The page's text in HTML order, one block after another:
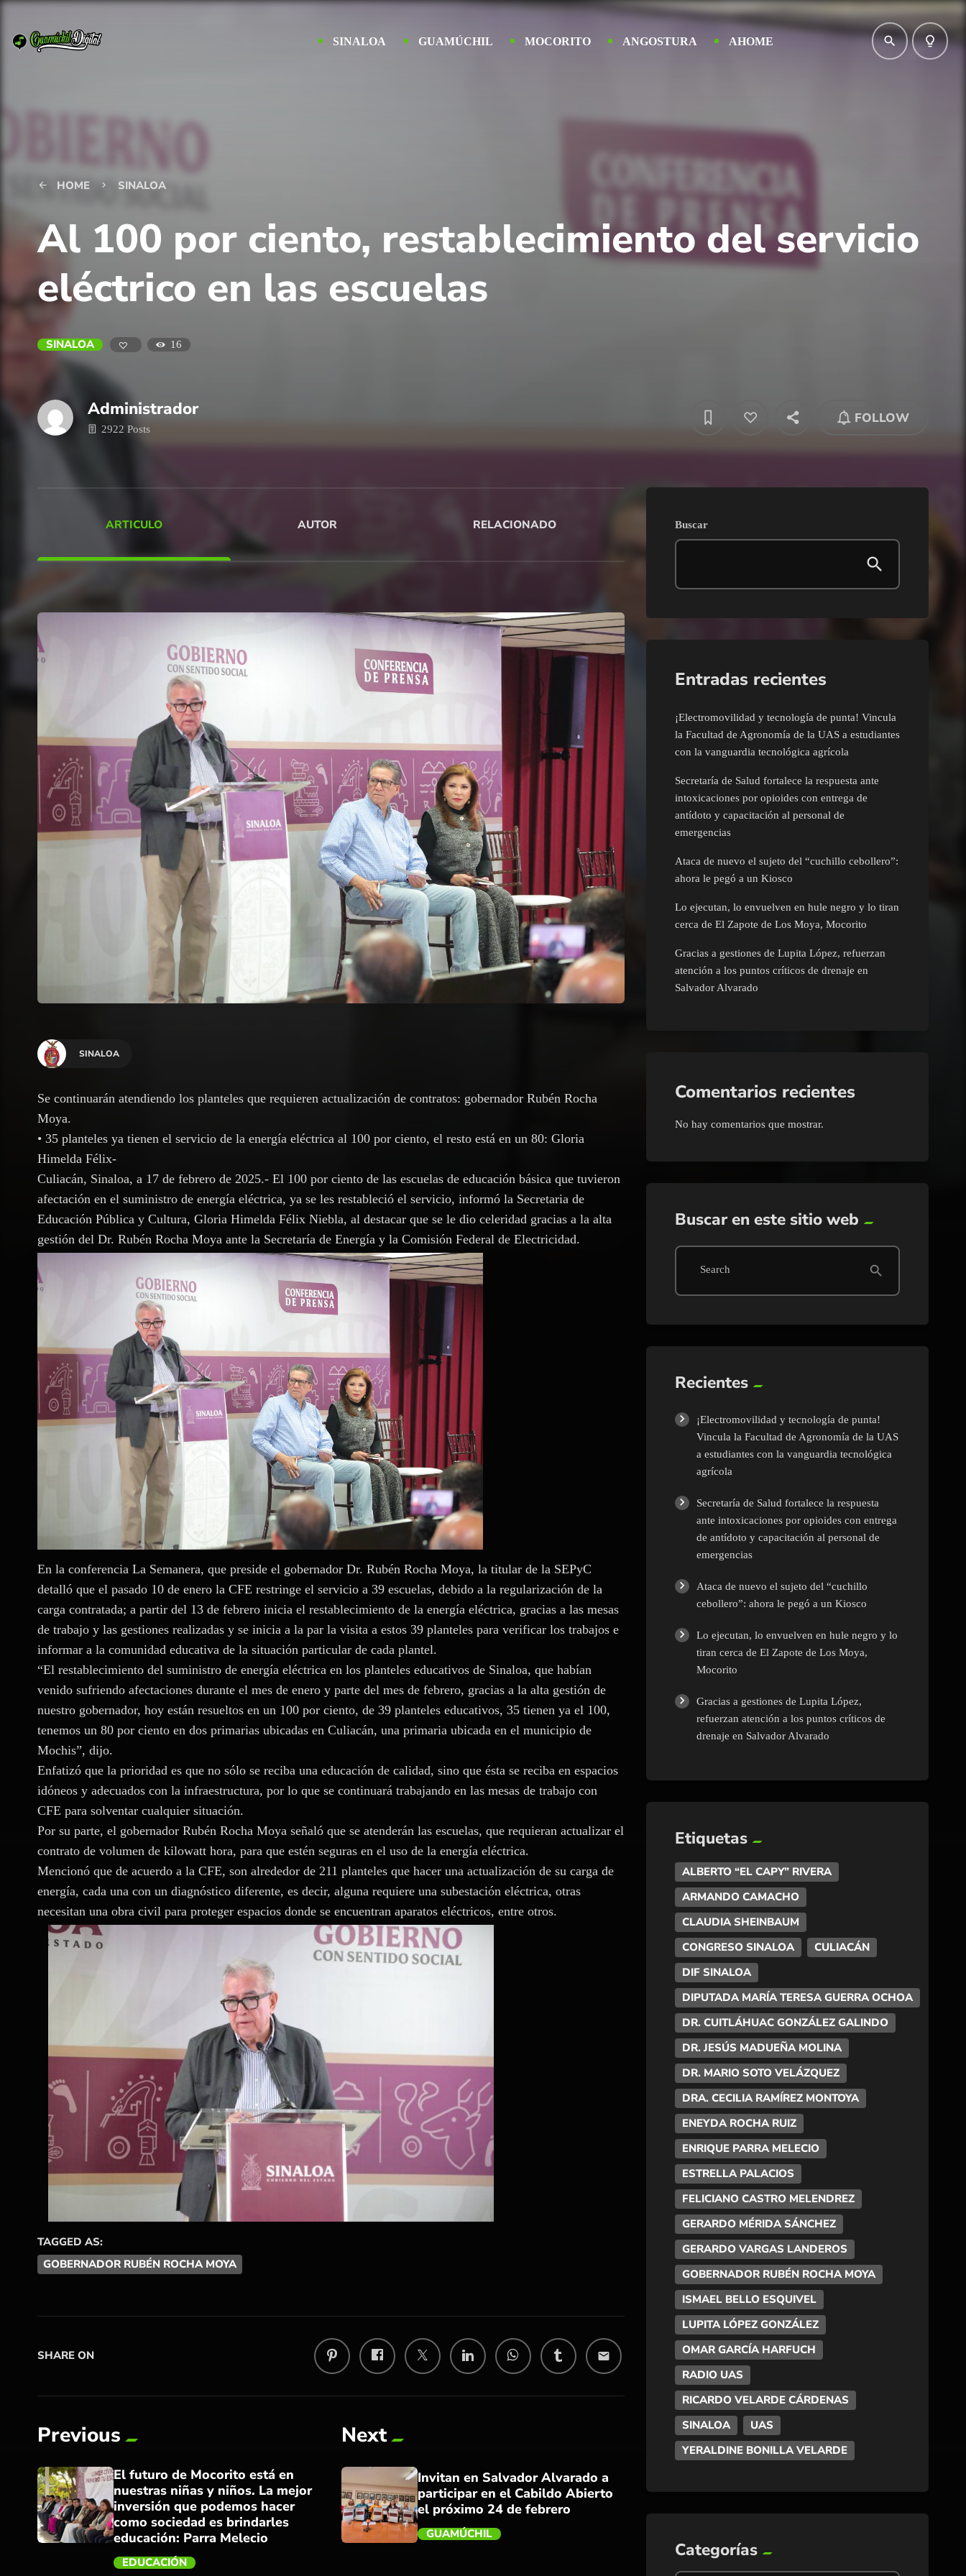
SINALOA GUAMÚCHIL MOCORITO ANGOSTURA AHOME search lightbulb_outline
arrow_back HOME keyboard_arrow_right SINALOA
Al 100 por ciento, restablecimiento del servicio
eléctrico en las escuelas
SINALOA 16
Administrador
2922 Posts
FOLLOW
ARTICULO AUTOR RELACIONADO
SINALOA
Se continuarán atendiendo los planteles que requieren actualización de contratos: gobernador Rubén Rocha
Moya.
• 35 planteles ya tienen el servicio de la energía eléctrica al 100 por ciento, el resto está en un 80: Gloria
Himelda Félix-
Culiacán, Sinaloa, a 17 de febrero de 2025.- El 100 por ciento de las escuelas de educación básica que tuvieron
afectación en el suministro de energía eléctrica, ya se les restableció el servicio, informó la Secretaria de
Educación Pública y Cultura, Gloria Himelda Félix Niebla, al destacar que se le dio celeridad gracias a la alta
gestión del Dr. Rubén Rocha Moya ante la Secretaría de Energía y la Comisión Federal de Electricidad.
En la conferencia La Semanera, que preside el gobernador Dr. Rubén Rocha Moya, la titular de la SEPyC
detalló que el pasado 10 de enero la CFE restringe el servicio a 39 escuelas, debido a la regularización de la
carga contratada; a partir del 13 de febrero inicia el restablecimiento de la energía eléctrica, gracias a las mesas
de trabajo y las gestiones realizadas y se inicia a la par la visita a estos 39 planteles para verificar los trabajos e
informar a la comunidad educativa de la situación particular de cada plantel.
“El restablecimiento del suministro de energía eléctrica en los planteles educativos de Sinaloa, que habían
venido sufriendo afectaciones durante el mes de enero y parte del mes de febrero, gracias a la alta gestión de
nuestro gobernador, hoy están resueltos en un 100 por ciento, de 39 planteles educativos, 35 tienen ya el 100,
tenemos un 80 por ciento en dos primarias ubicadas en Culiacán, una primaria ubicada en el municipio de
Mochis”, dijo.
Enfatizó que la prioridad es que no sólo se reciba una educación de calidad, sino que ésta se reciba en espacios
idóneos y adecuados con la infraestructura, por lo que se continuará trabajando en las mesas de trabajo con
CFE para solventar cualquier situación.
Por su parte, el gobernador Rubén Rocha Moya señaló que se atenderán las escuelas, que requieran actualizar el
contrato de volumen de kilowatt hora, para que estén seguras en el uso de la energía eléctrica.
Mencionó que de acuerdo a la CFE, son alrededor de 211 planteles que hacer una actualización de su carga de
energía, cada una con un diagnóstico diferente, es decir, alguna requiere una subestación eléctrica, otras
necesitan una obra civil para proteger espacios donde se encuentran aparatos eléctricos, entre otros.
TAGGED AS:
GOBERNADOR RUBÉN ROCHA MOYA
SHARE ON email
Previous
El futuro de Mocorito está en
nuestras niñas y niños. La mejor
inversión que podemos hacer
como sociedad es brindarles
educación: Parra Melecio
EDUCACIÓN
Next
Invitan en Salvador Alvarado a
participar en el Cabildo Abierto
el próximo 24 de febrero
GUAMÚCHIL
Buscar
Entradas recientes
¡Electromovilidad y tecnología de punta! Vincula
la Facultad de Agronomía de la UAS a estudiantes
con la vanguardia tecnológica agrícola
Secretaría de Salud fortalece la respuesta ante
intoxicaciones por opioides con entrega de
antídoto y capacitación al personal de
emergencias
Ataca de nuevo el sujeto del “cuchillo cebollero”:
ahora le pegó a un Kiosco
Lo ejecutan, lo envuelven en hule negro y lo tiran
cerca de El Zapote de Los Moya, Mocorito
Gracias a gestiones de Lupita López, refuerzan
atención a los puntos críticos de drenaje en
Salvador Alvarado
Comentarios recientes
No hay comentarios que mostrar.
Buscar en este sitio web
Search search
Recientes
¡Electromovilidad y tecnología de punta!
Vincula la Facultad de Agronomía de la UAS
a estudiantes con la vanguardia tecnológica
agrícola
Secretaría de Salud fortalece la respuesta
ante intoxicaciones por opioides con entrega
de antídoto y capacitación al personal de
emergencias
Ataca de nuevo el sujeto del “cuchillo
cebollero”: ahora le pegó a un Kiosco
Lo ejecutan, lo envuelven en hule negro y lo
tiran cerca de El Zapote de Los Moya,
Mocorito
Gracias a gestiones de Lupita López,
refuerzan atención a los puntos críticos de
drenaje en Salvador Alvarado
Etiquetas
ALBERTO “EL CAPY” RIVERA
ARMANDO CAMACHO
CLAUDIA SHEINBAUM
CONGRESO SINALOA
CULIACÁN
DIF SINALOA
DIPUTADA MARÍA TERESA GUERRA OCHOA
DR. CUITLÁHUAC GONZÁLEZ GALINDO
DR. JESÚS MADUEÑA MOLINA
DR. MARIO SOTO VELÁZQUEZ
DRA. CECILIA RAMÍREZ MONTOYA
ENEYDA ROCHA RUIZ
ENRIQUE PARRA MELECIO
ESTRELLA PALACIOS
FELICIANO CASTRO MELENDREZ
GERARDO MÉRIDA SÁNCHEZ
GERARDO VARGAS LANDEROS
GOBERNADOR RUBÉN ROCHA MOYA
ISMAEL BELLO ESQUIVEL
LUPITA LÓPEZ GONZÁLEZ
OMAR GARCÍA HARFUCH
RADIO UAS
RICARDO VELARDE CÁRDENAS
SINALOA
UAS
YERALDINE BONILLA VELARDE
Categorías